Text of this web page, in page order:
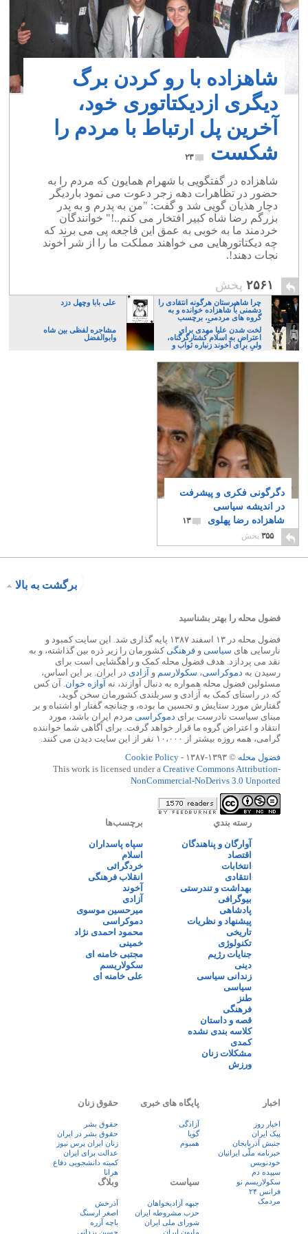
شاهزاده با رو کردن برگ
دیگری ازدیکتاتوری خود،
آخرین پل ارتباط با مردم را
شکست
۲۳
شاهزاده در گفتگویی با شهرام همایون که مردم را به
حضور در تظاهرات دهه زجر دعوت می نمود باردیگر
دچار هذیان گویی شد و گفت: "من به پدرم و به پدر
بزرگم رضا شاه کبیر افتخار می کنم..!" خوانندگان
خردمند ما به خوبی به عمق این فاجعه پی می برند که
چه دیکتاتورهایی می خواهند مملکت ما را از شر آخوند
نجات دهند!.
۲۵۶۱ پخش
چرا شاهپرستان هرگونه انتقادی را
دشمنی با شاهزاده خوانده و به
گروه های مردمی، برچسب
مزدوری می زنند؟
علی بابا وچهل دزد
لخت شدن علیا مهدی برای
اعتراض به اسلام کشتارگرگناه،
ولی برای آخوند زنباره ثواب و
تبرک است
مشاجره لفظی بین شاه
وابوالفضل
دگرگونی فکری و پیشرفت
در اندیشه سیاسی
شاهزاده رضا پهلوی
۱۳
۳۵۵ پخش
برگشت به بالا
فضول محله را بهتر بشناسید
فضول محله در ۱۳ اسفند ۱۳۸۷ پایه گذاری شد. این سایت کمبود و
نارسایی های سیاسی و فرهنگیکشورمان را زیر ذره بین گذاشته، و به
نقد می پردازد. هدف فضول محله کمک و راهگشایی است برای
رسیدن به دموکراسی، سکولارسم و آزادی در ایران. بر این اساس،
مسئولین فضول محله همواره به دنبال آوازند، نه آوازه خوان. آن کس
که در راستای کمک به آزادی و سربلندی کشورمان سخن گوید،
گفتارش مورد ستایش و تحسین ما بوده، و چنانچه گفتار او اشتباه و بر
مبنای سیاست نادرست برای دموکراسی مردم ایران باشد، مورد
انتقاد و اعتراض گروه ما قرار خواهد گرفت. برای آگاهی شما خواننده
گرامی، همه روزه بیشتر از ۱۰،۰۰۰ نفر از این سایت دیدن می کنند.
فضول محله © ۱۳۹۳-۱۳۸۷ -
Cookie Policy
This work is licensed under a Creative Commons Attribution-
NonCommercial-NoDerivs 3.0 Unported
رسته بندي
آوارگان و پناهندگان
اقتصاد
انتخابات
انتقادی
بهداشت و تندرستی
بیوگرافی
پادشاهی
پیشنهاد و نظریات
تاریخی
تکنولوژی
جنایات رژیم
دینی
زندانی سیاسی
سیاسی
طنز
فرهنگی
قصه و داستان
کلاسه بندی نشده
کمدی
مشکلات زنان
ورزش
برچسب‌ها
سپاه پاسداران
اسلام
خردگرائی
انقلاب فرهنگی
آخوند
آزادی
میرحسین موسوی
دموکراسی
محمود احمدی نژاد
خمینی
مجتبی خامنه ای
سکولاریسم
علی خامنه ای
اخبار
اخبار روز
پيک ايران
جنبش آذربایجان
خبرنامه ملّی ایرانیان
خودنویس
سپیده دم
سکولاریسم نو
فرانس ۲۴
مردمک
پایگاه های خبری
آزادگی
گویا
همبوم
حقوق زنان
حقوق بشر
حقوق بشر در ایران
زنان ايران پرس نيوز
عدالت برای ایران
کمیته دانشجویی دفاع
هرانا
سیاست
جبهه آزادیخواهان
حزب مشروطه ایران
شورای ملی ایران
ملیون ایران
وبلاگ
آذرخش
اصغر ارسنگ
باچه آزره
حسین یزدانی